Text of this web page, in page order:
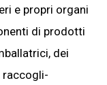
e propri organi
di prodotti
dei
raccogli-